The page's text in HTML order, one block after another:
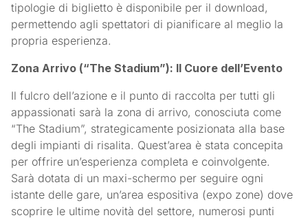
tipologie di biglietto è disponibile per il download,
permettendo agli spettatori di pianificare al meglio la
propria esperienza.
Zona Arrivo (“The Stadium”): Il Cuore dell’Evento
Il fulcro dell’azione e il punto di raccolta per tutti gli
appassionati sarà la zona di arrivo, conosciuta come
“The Stadium”, strategicamente posizionata alla base
degli impianti di risalita. Quest’area è stata concepita
per offrire un’esperienza completa e coinvolgente.
Sarà dotata di un maxi-schermo per seguire ogni
istante delle gare, un’area espositiva (expo zone) dove
scoprire le ultime novità del settore, numerosi punti